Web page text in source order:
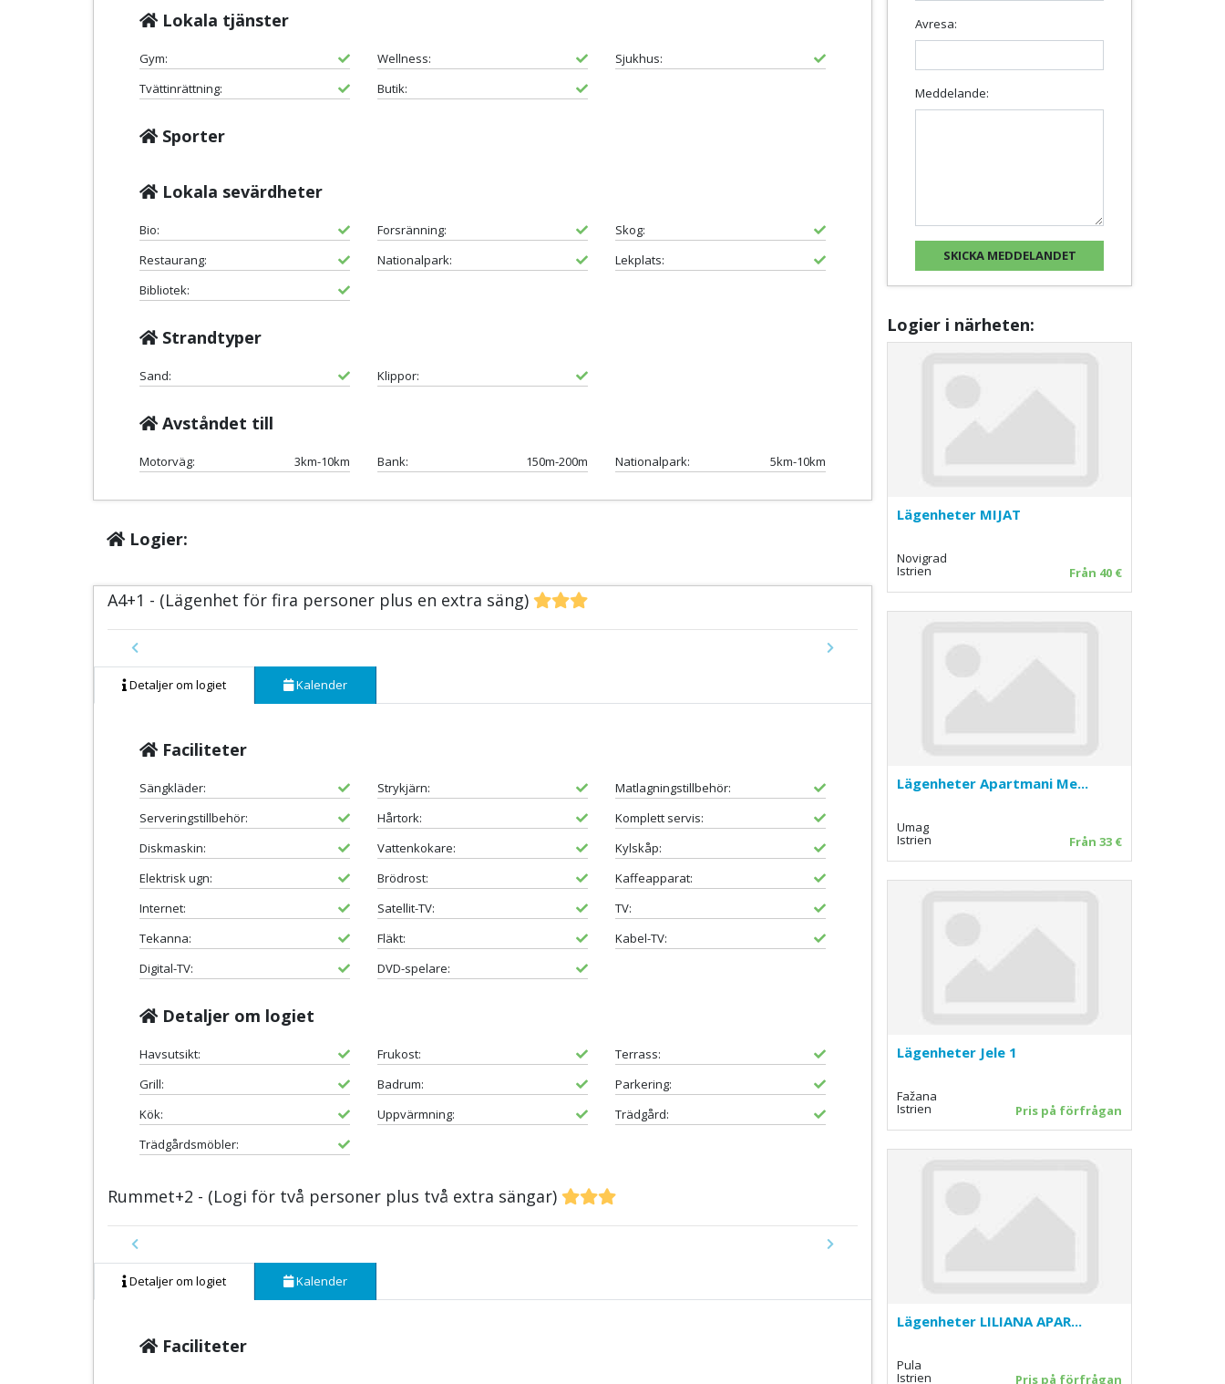
Lokala tjänster
Gym: Wellness:
Sjukhus:
Tvättinrättning:
Butik:
Sporter
Lokala sevärdheter
Bio: Forsränning:
Skog:
Restaurang:
Nationalpark:
Lekplats:
Bibliotek:
Strandtyper
Sand: Klippor:
Avståndet till
Motorväg: 3km-10km Bank: 150m-200m Nationalpark: 5km-10km
Logier:
A4+1 - (Lägenhet för fira personer plus en extra säng)
Previous
Next
Detaljer om logiet
Kalender
Faciliteter
Sängkläder: Strykjärn:
Matlagningstillbehör:
Serveringstillbehör:
Hårtork:
Komplett servis:
Diskmaskin:
Vattenkokare:
Kylskåp:
Elektrisk ugn:
Brödrost:
Kaffeapparat:
Internet:
Satellit-TV:
TV:
Tekanna:
Fläkt:
Kabel-TV:
Digital-TV:
DVD-spelare:
Detaljer om logiet
Havsutsikt: Frukost:
Terrass:
Grill:
Badrum:
Parkering:
Kök:
Uppvärmning:
Trädgård:
Trädgårdsmöbler:
Rummet+2 - (Logi för två personer plus två extra sängar)
Previous
Next
Detaljer om logiet
Kalender
Faciliteter
Avresa:
Meddelande:
Logier i närheten:
Lägenheter MIJAT
Novigrad
Istrien Från 40 €
Lägenheter Apartmani Me...
Umag
Istrien Från 33 €
Lägenheter Jele 1
Fažana
Istrien Pris på förfrågan
Lägenheter LILIANA APAR...
Pula
Istrien Pris på förfrågan